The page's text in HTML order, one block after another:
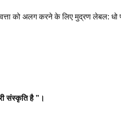
को अलग करने के लिए मुद्रण लेबल: धो
संस्कृति है ”।